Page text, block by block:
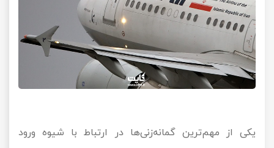
یکی از مهم‌ترین گمانه‌زنی‌ها در ارتباط با شیوه ورود